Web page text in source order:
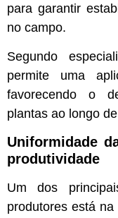
para garantir
no campo.
Segundo
permite uma
favorecendo o
plantas ao longo
Uniformidade
produtividade
Um dos
produtores está